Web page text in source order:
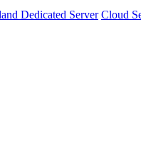
Dedicated Server Cloud